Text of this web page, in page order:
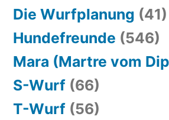
Die Wurfplanung (41)
Hundefreunde (546)
Mara (Martre vom
S-Wurf (66)
T-Wurf (56)